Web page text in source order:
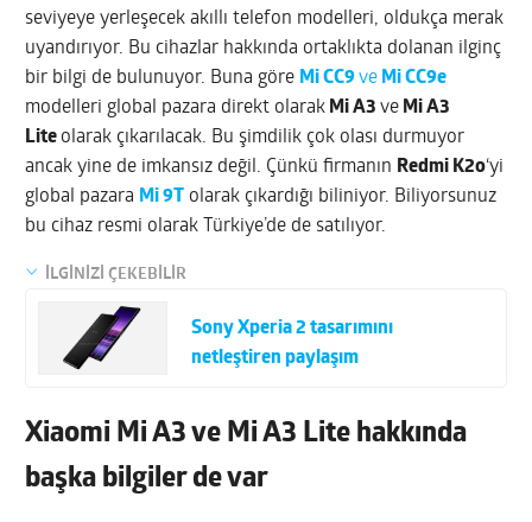
seviyeye yerleşecek akıllı telefon modelleri, oldukça merak
uyandırıyor. Bu cihazlar hakkında ortaklıkta dolanan ilginç
bir bilgi de bulunuyor. Buna göre Mi CC9ve Mi CC9e
modelleri global pazara direkt olarak Mi A3ve Mi A3
Lite olarak çıkarılacak. Bu şimdilik çok olası durmuyor
ancak yine de imkansız değil. Çünkü firmanın Redmi K2o‘yi
global pazara Mi 9T
olarak çıkardığı biliniyor. Biliyorsunuz
bu cihaz resmi olarak Türkiye’de de satılıyor.
İLGİNİZİ ÇEKEBİLİR
Sony Xperia 2 tasarımını
netleştiren paylaşım
Xiaomi Mi A3 ve Mi A3 Lite hakkında
başka bilgiler de var